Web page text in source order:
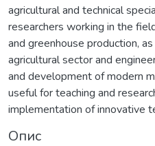
agricultural and technical
researchers working in the
and greenhouse production,
agricultural sector and
and development of modern
useful for teaching and
implementation of innovative
Опис